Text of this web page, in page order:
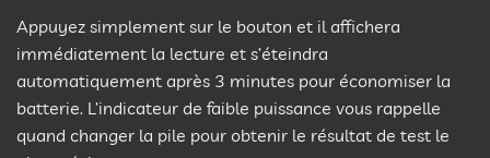
Appuyez simplement sur le bouton et il affichera
immédiatement la lecture et s’éteindra
automatiquement après 3 minutes pour économiser la
batterie. L’indicateur de faible puissance vous rappelle
quand changer la pile pour obtenir le résultat de test le